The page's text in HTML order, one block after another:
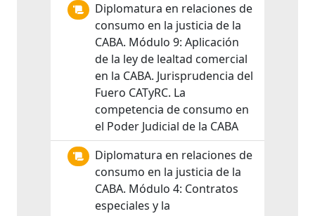
Diplomatura en relaciones de
consumo en la justicia de la
CABA. Módulo 9: Aplicación
de la ley de lealtad comercial
en la CABA. Jurisprudencia del
Fuero CATyRC. La
competencia de consumo en
el Poder Judicial de la CABA
Diplomatura en relaciones de
consumo en la justicia de la
CABA. Módulo 4: Contratos
especiales y la